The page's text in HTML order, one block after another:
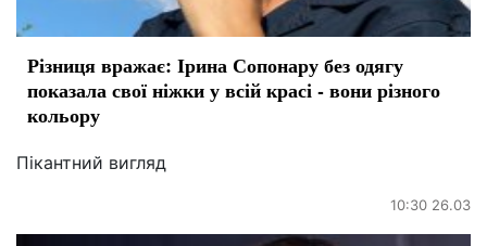
Різниця вражає: Ірина Сопонару без одягу
показала свої ніжки у всій красі - вони різного
кольору
Пікантний вигляд
10:30 26.03